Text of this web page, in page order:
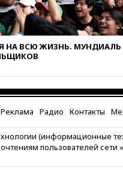
вчера, 17:50Миронов
снять «Яблоко» с выборов в
Госдуму
вчера, 17:45 Правительство
получит «золотую акцию» в
Шереметьево
вчера, 17:35Шесть человек
пострадали при ударе ВСУ по
области
вчера, 17:25 В аэропортах
НА ВСЮ ЖИЗНЬ. МУНДИАЛЬ
Реклама Радио Контакты
(информационные
пользователей